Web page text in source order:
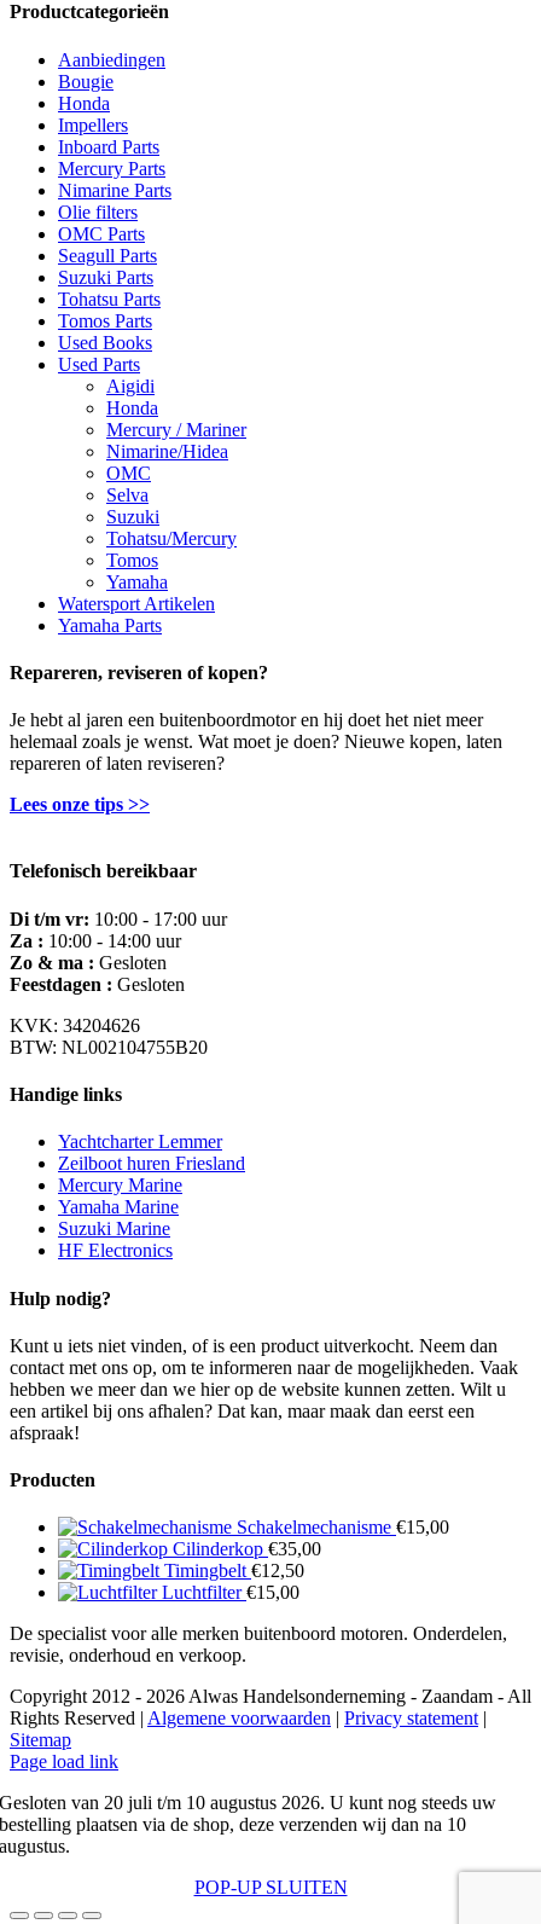
Productcategorieën
Aanbiedingen
Bougie
Honda
Impellers
Inboard Parts
Mercury Parts
Nimarine Parts
Olie filters
OMC Parts
Seagull Parts
Suzuki Parts
Tohatsu Parts
Tomos Parts
Used Books
Used Parts
Aigidi
Honda
Mercury / Mariner
Nimarine/Hidea
OMC
Selva
Suzuki
Tohatsu/Mercury
Tomos
Yamaha
Watersport Artikelen
Yamaha Parts
Repareren, reviseren of kopen?
Je hebt al jaren een buitenboordmotor en hij doet het niet meer
helemaal zoals je wenst. Wat moet je doen? Nieuwe kopen, laten
repareren of laten reviseren?
Lees onze tips >>
Telefonisch bereikbaar
Di t/m vr: 10:00 - 17:00 uur
Za : 10:00 - 14:00 uur
Zo & ma : Gesloten
Feestdagen : Gesloten
KVK: 34204626
BTW: NL002104755B20
Handige links
Yachtcharter Lemmer
Zeilboot huren Friesland
Mercury Marine
Yamaha Marine
Suzuki Marine
HF Electronics
Hulp nodig?
Kunt u iets niet vinden, of is een product uitverkocht. Neem dan
contact met ons op, om te informeren naar de mogelijkheden. Vaak
hebben we meer dan we hier op de website kunnen zetten. Wilt u
een artikel bij ons afhalen? Dat kan, maar maak dan eerst een
afspraak!
Producten
Schakelmechanisme €15,00
Cilinderkop €35,00
Timingbelt €12,50
Luchtfilter €15,00
De specialist voor alle merken buitenboord motoren. Onderdelen,
revisie, onderhoud en verkoop.
Copyright 2012 - 2026 Alwas Handelsonderneming - Zaandam - All
Rights Reserved | Algemene voorwaarden | Privacy statement |
Sitemap
Page load link
Gesloten van 20 juli t/m 10 augustus 2026. U kunt nog steeds uw
bestelling plaatsen via de shop, deze verzenden wij dan na 10
augustus.
POP-UP SLUITEN